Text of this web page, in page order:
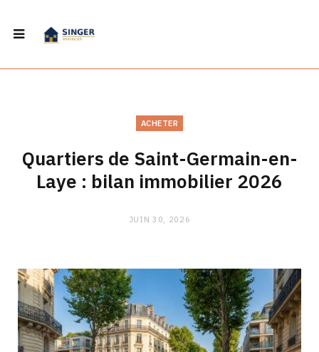
ACHETER
Quartiers de Saint-Germain-en-
Laye : bilan immobilier 2026
JUIN 30, 2026